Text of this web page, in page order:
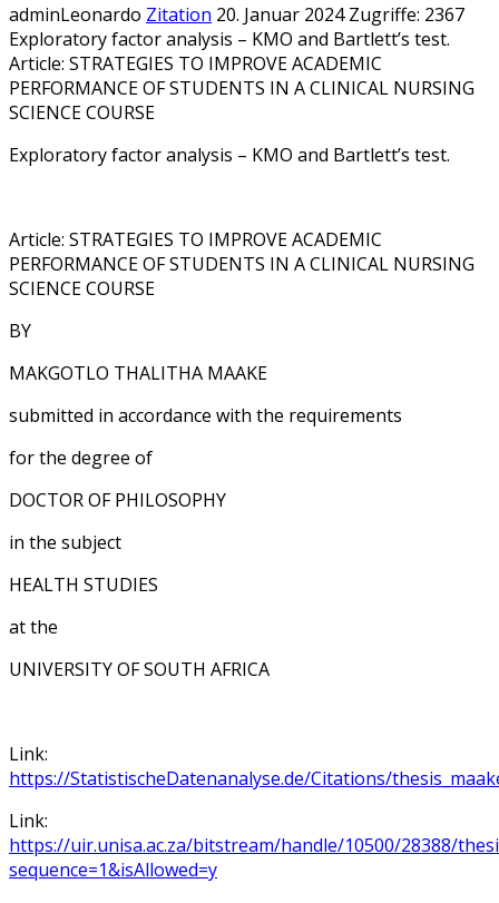
adminLeonardo Zitation 20. Januar 2024Zugriffe: 2367
Exploratory factor analysis – KMO and Bartlett’s test.
Article: STRATEGIES TO IMPROVE ACADEMIC
PERFORMANCE OF STUDENTS IN A CLINICAL NURSING
SCIENCE COURSE
Exploratory factor analysis – KMO and Bartlett’s test.
Article: STRATEGIES TO IMPROVE ACADEMIC
PERFORMANCE OF STUDENTS IN A CLINICAL NURSING
SCIENCE COURSE
BY
MAKGOTLO THALITHA MAAKE
submitted in accordance with the requirements
for the degree of
DOCTOR OF PHILOSOPHY
in the subject
HEALTH STUDIES
at the
UNIVERSITY OF SOUTH AFRICA
Link:
https://StatistischeDatenanalyse.de/Citations/
Link:
https://uir.unisa.ac.za/bitstream/handle/10500/28388/
sequence=1&isAllowed=y